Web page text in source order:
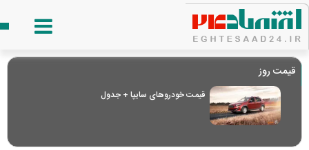
قیمت روز
قیمت خودرو‌های سایپا + جدول